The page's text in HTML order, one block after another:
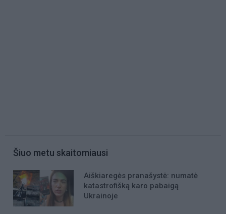
Šiuo metu skaitomiausi
Aiškiaregės pranašystė: numatė
katastrofišką karo pabaigą
Ukrainoje